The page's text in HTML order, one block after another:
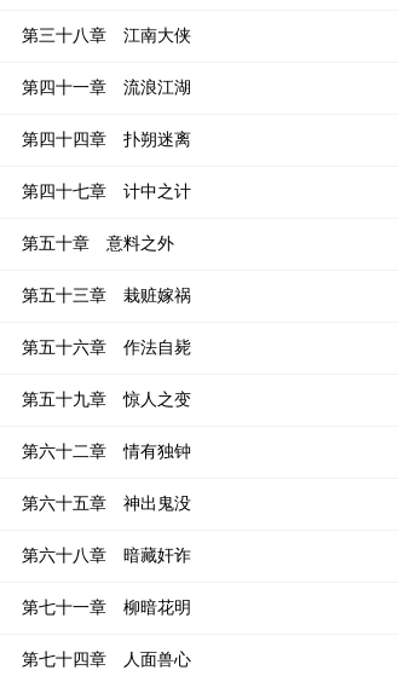
第三十八章 江南大侠
第四十一章 流浪江湖
第四十四章 扑朔迷离
第四十七章 计中之计
第五十章 意料之外
第五十三章 栽赃嫁祸
第五十六章 作法自毙
第五十九章 惊人之变
第六十二章 情有独钟
第六十五章 神出鬼没
第六十八章 暗藏奸诈
第七十一章 柳暗花明
第七十四章 人面兽心